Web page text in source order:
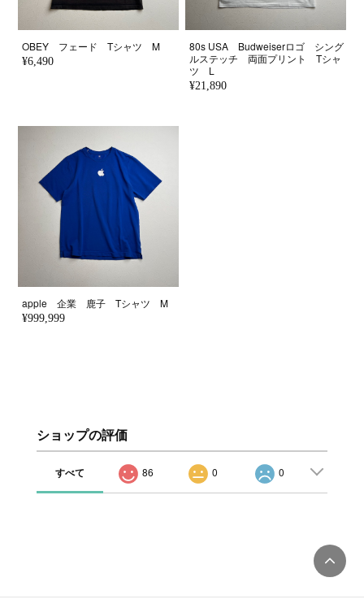
OBEY フェード Tシャツ M
¥6,490
80s USA Budweiserロゴ シング
ルステッチ 両面プリント Tシャ
ツ L
¥21,890
apple 企業 鹿子 Tシャツ M
¥999,999
ショップの評価
すべて 86 0 0